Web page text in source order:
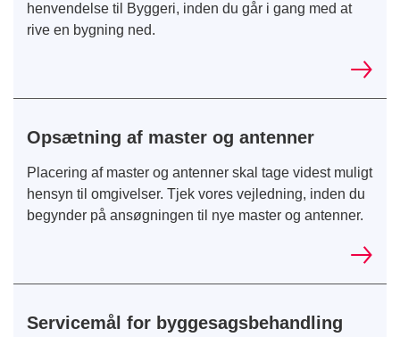
henvendelse til Byggeri, inden du går i gang med at
rive en bygning ned.
Opsætning af master og antenner
Placering af master og antenner skal tage videst muligt
hensyn til omgivelser. Tjek vores vejledning, inden du
begynder på ansøgningen til nye master og antenner.
Servicemål for byggesagsbehandling